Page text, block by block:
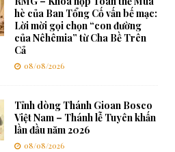
hè của Ban Tổng Cố vấn bế mạc:
Lời mời gọi chọn “con đường
của Nêhêmia” từ Cha Bề Trên
Cả
08/08/2026
Tỉnh dòng Thánh Gioan Bosco
Việt Nam – Thánh lễ Tuyên khấn
lần đầu năm 2026
08/08/2026